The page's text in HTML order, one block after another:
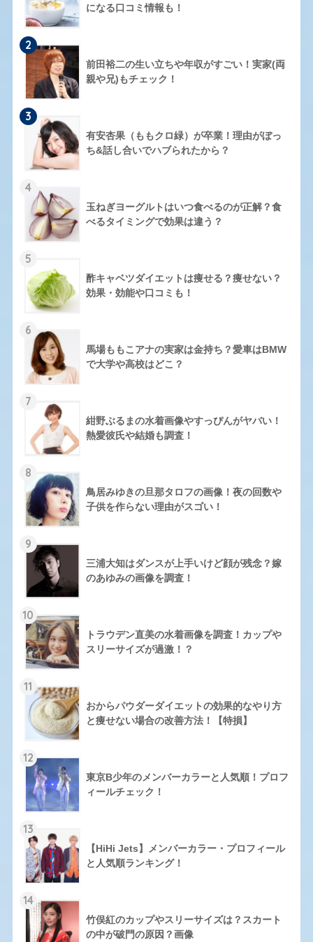
になる口コミ情報も！
2
前田裕二の生い立ちや年収がすごい！実家(両
親や兄)もチェック！
3
有安杏果（ももクロ緑）が卒業！理由がぼっ
ち&話し合いでハブられたから？
4
玉ねぎヨーグルトはいつ食べるのが正解？食
べるタイミングで効果は違う？
5
酢キャベツダイエットは痩せる？痩せない？
効果・効能や口コミも！
6
馬場ももこアナの実家は金持ち？愛車はBMW
で大学や高校はどこ？
7
紺野ぶるまの水着画像やすっぴんがヤバい！
熱愛彼氏や結婚も調査！
8
鳥居みゆきの旦那タロフの画像！夜の回数や
子供を作らない理由がスゴい！
9
三浦大知はダンスが上手いけど顔が残念？嫁
のあゆみの画像を調査！
10
トラウデン直美の水着画像を調査！カップや
スリーサイズが過激！？
11
おからパウダーダイエットの効果的なやり方
と痩せない場合の改善方法！【特損】
12
東京B少年のメンバーカラーと人気順！プロフ
ィールチェック！
13
【HiHi Jets】メンバーカラー・プロフィール
と人気順ランキング！
14
竹俣紅のカップやスリーサイズは？スカート
の中が破門の原因？画像